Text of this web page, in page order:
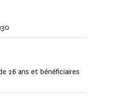
26 ans et bénéficiaires